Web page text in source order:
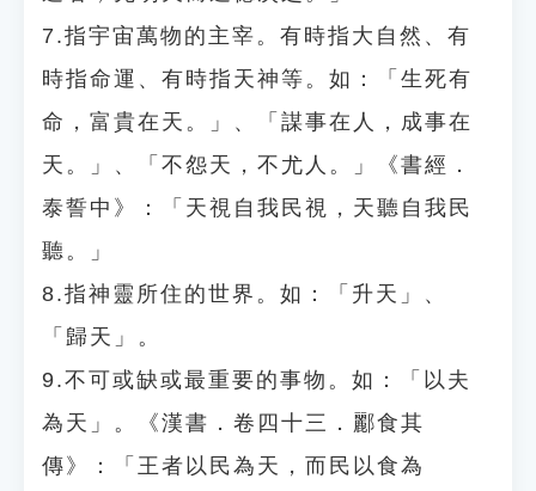
7.指宇宙萬物的主宰。有時指大自然、有
時指命運、有時指天神等。如：「生死有
命，富貴在天。」、「謀事在人，成事在
天。」、「不怨天，不尤人。」《書經．
泰誓中》：「天視自我民視，天聽自我民
聽。」
8.指神靈所住的世界。如：「升天」、
「歸天」。
9.不可或缺或最重要的事物。如：「以夫
為天」。《漢書．卷四十三．酈食其
傳》：「王者以民為天，而民以食為